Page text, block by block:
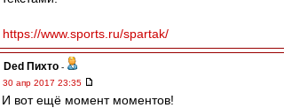
https://www.sports.ru/spartak/
Ded Пихто -
30 апр 2017 23:35
И вот ещё момент моментов!